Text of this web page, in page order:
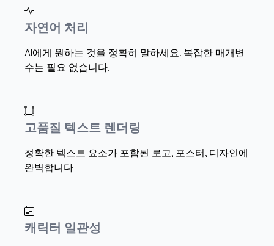
자연어 처리
AI에게 원하는 것을 정확히 말하세요. 복잡한 매개변
수는 필요 없습니다.
고품질 텍스트 렌더링
정확한 텍스트 요소가 포함된 로고, 포스터, 디자인에
완벽합니다
캐릭터 일관성